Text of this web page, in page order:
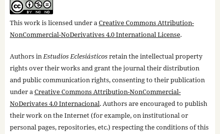
This work is licensed under aCreative Commons Attribution-
NonCommercial-NoDerivatives 4.0 International License.
Authors inEstudios Eclesiásticosretain the intellectual property
rights over their works and grant the journal their distribution
and public communication rights, consenting to their publication
under aCreative Commons Attribution-NonCommercial-
NoDerivates 4.0 Internacional. Authors are encouraged to publish
their work on the Internet (for example, on institutional or
personal pages, repositories, etc.) respecting the conditions of this